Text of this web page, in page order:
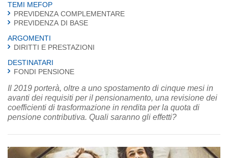
TEMI MEFOP
PREVIDENZA COMPLEMENTARE
PREVIDENZA DI BASE
ARGOMENTI
DIRITTI E PRESTAZIONI
DESTINATARI
FONDI PENSIONE
Il 2019 porterà, oltre a uno spostamento di cinque mesi in
avanti dei requisiti per il pensionamento, una revisione dei
coefficienti di trasformazione in rendita per la quota di
pensione contributiva. Quali saranno gli effetti?